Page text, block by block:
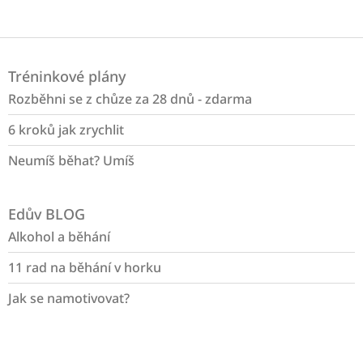
Tréninkové plány
Rozběhni se z chůze za 28 dnů - zdarma
6 kroků jak zrychlit
Neumíš běhat? Umíš
Edův BLOG
Alkohol a běhání
11 rad na běhání v horku
Jak se namotivovat?